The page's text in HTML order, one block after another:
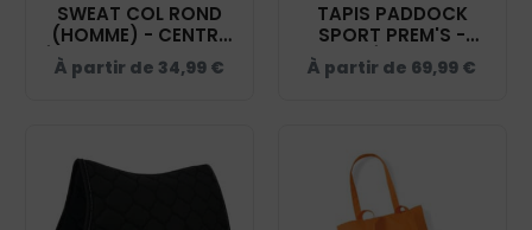
SWEAT COL ROND
(HOMME) - CENTRE
ÉQUESTRE DE SISTELS
– ORANGE - BCU01K
À partir de 34,99 €
TAPIS PADDOCK
SPORT PREM'S -
CENTRE ÉQUESTRE DE
SISTELS - NOIR -
À partir de 69,99 €